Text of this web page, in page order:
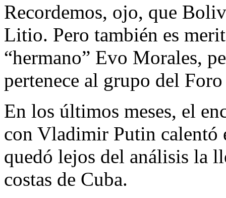
Recordemos, ojo, que
Litio. Pero también es
“hermano” Evo Morales,
pertenece al grupo del
En los últimos meses, el
con Vladimir Putin calentó
quedó lejos del análisis la
costas de Cuba.